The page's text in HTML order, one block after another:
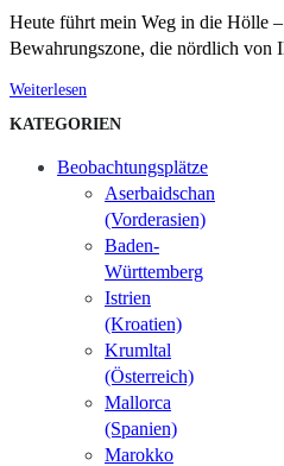
Heute führt mein Weg in die Hölle
Bewahrungszone, die nördlich von
Weiterlesen
KATEGORIEN
Beobachtungsplätze
Aserbaidschan
(Vorderasien)
Baden-
Württemberg
Istrien
(Kroatien)
Krumltal
(Österreich)
Mallorca
(Spanien)
Marokko